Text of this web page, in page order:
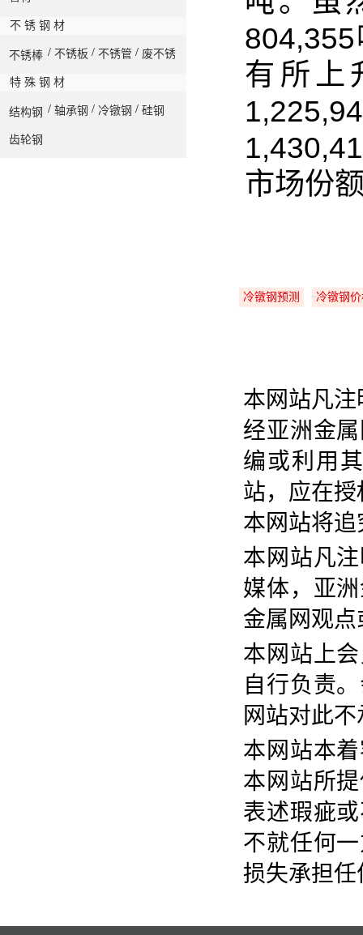
不 锈 钢 材
不锈棒 / 不锈板 / 不锈管 / 废不锈
特 殊 钢 材
结构钢 / 轴承钢 / 冷镦钢 / 硅钢
齿轮钢
有所上
市场份
冷镦钢预测 冷镦钢
本网站凡
经亚洲金
编或利用
站，应在
本网站将
本网站凡
媒体，亚
金属网观
本网站上
自行负责
网站对此
本网站本
本网站所
表述瑕疵
不就任何
损失承担任